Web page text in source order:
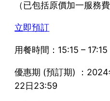
（已包括原價加一服務費
立即預訂
用餐時間：15:15 – 17:15
優惠期 (預訂期) ：2024
22日23:59